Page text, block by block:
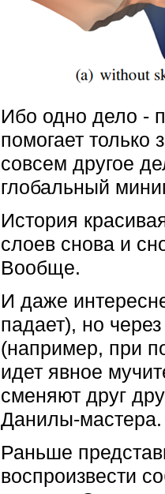
Ибо одно дело -
помогает только
совсем другое
глобальный
История
слоев снова и
Вообще.
И даже
падает), но
(например, при
идет явное
сменяют друг
Данилы-мастера.
Раньше
воспроизвести